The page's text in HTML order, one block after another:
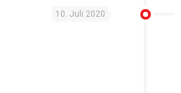
10. Juli 2020